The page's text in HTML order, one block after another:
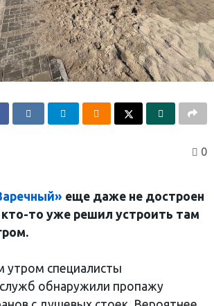
0
еще даже не достроен
то уже решил устроить там
утром специалисты
обнаружили пропажу